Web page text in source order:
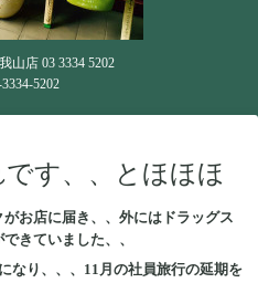
山店 03 3334 5202
5202
す、、とほほほ
お店に届き、、外にはドラッグス
きていました、、
なり、、、11月の社員旅行の延期を